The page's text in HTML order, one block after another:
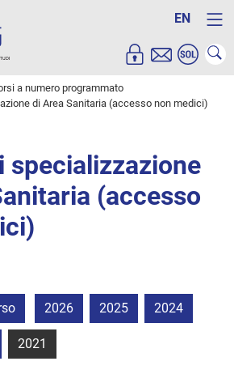
EN
a numero programmato
di Area Sanitaria (accesso non medici)
specializzazione
(accesso
2026 2025 2024
2021